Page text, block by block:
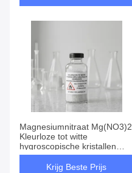
Magnesiumnitraat Mg(NO3)2
Kleurloze tot witte
hygroscopische kristallen
Meststof voor fruitbomen en
groenten Oxidator voor
Krijg Beste Prijs